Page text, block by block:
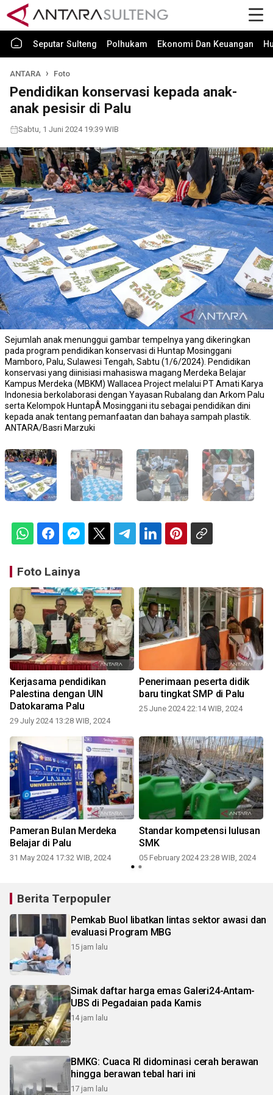
Seputar Sulteng Polhukam Ekonomi Dan Keuangan
ANTARA Foto
Pendidikan konservasi kepada anak-
anak pesisir di Palu
Sabtu, 1 Juni 2024 19:39 WIB
Sejumlah anak menunggui gambar tempelnya yang dikeringkan
pada program pendidikan konservasi di Huntap Mosinggani
Mamboro, Palu, Sulawesi Tengah, Sabtu (1/6/2024). Pendidikan
konservasi yang diinisiasi mahasiswa magang Merdeka Belajar
Kampus Merdeka (MBKM) Wallacea Project melalui PT Amati Karya
Indonesia berkolaborasi dengan Yayasan Rubalang dan Arkom Palu
serta Kelompok HuntapÂ Mosinggani itu sebagai pendidikan dini
kepada anak tentang pemanfaatan dan bahaya sampah plastik.
ANTARA/Basri Marzuki
Foto Lainya
Kerjasama pendidikan
Palestina dengan UIN
Datokarama Palu
29 July 2024 13:28 WIB, 2024
Penerimaan peserta didik
baru tingkat SMP di Palu
25 June 2024 22:14 WIB, 2024
Pameran Bulan Merdeka
Belajar di Palu
31 May 2024 17:32 WIB, 2024
Standar kompetensi lulusan
SMK
05 February 2024 23:28 WIB, 2024
Berita Terpopuler
Pemkab Buol libatkan lintas sektor awasi dan
evaluasi Program MBG
15 jam lalu
Simak daftar harga emas Galeri24-Antam-
UBS di Pegadaian pada Kamis
14 jam lalu
BMKG: Cuaca RI didominasi cerah berawan
hingga berawan tebal hari ini
17 jam lalu